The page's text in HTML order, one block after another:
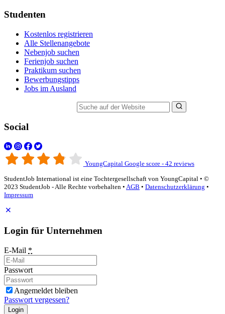
Studenten
Kostenlos registrieren
Alle Stellenangebote
Nebenjob suchen
Ferienjob suchen
Praktikum suchen
Bewerbungstipps
Jobs im Ausland
Social
YoungCapital Google score - 42 reviews
StudentJob International ist eine Tochtergesellschaft von YoungCapital • ©
2023 StudentJob - Alle Rechte vorbehalten • AGB • Datenschutzerklärung •
Impressum
Login für Unternehmen
E-Mail *
Passwort
Angemeldet bleiben
Passwort vergessen?
Login